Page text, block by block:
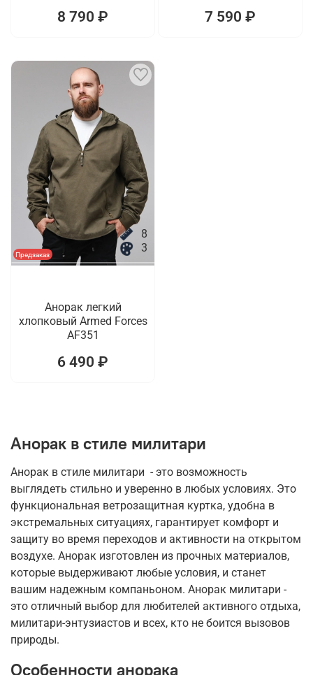
8 790 ₽ 7 590 ₽
Предзаказ
8
3
Анорак легкий
хлопковый Armed Forces
AF351
6 490 ₽
Анорак в стиле милитари
Анорак в стиле милитари - это возможность
выглядеть стильно и уверенно в любых условиях. Это
функциональная ветрозащитная куртка, удобна в
экстремальных ситуациях, гарантирует комфорт и
защиту во время переходов и активности на открытом
воздухе. Анорак изготовлен из прочных материалов,
которые выдерживают любые условия, и станет
вашим надежным компаньоном. Анорак милитари -
это отличный выбор для любителей активного отдыха,
милитари-энтузиастов и всех, кто не боится вызовов
природы.
Особенности анорака